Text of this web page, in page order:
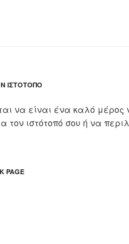
ΙΣΤΌΤΟΠΟ
να είναι ένα καλό
τον ιστότοπό σου ή να
PAGE